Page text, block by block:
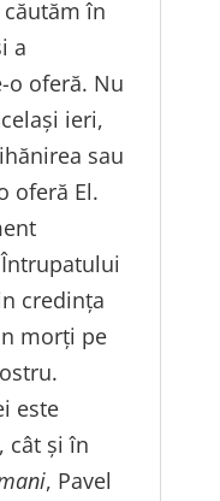
în
a
o oferă. Nu
ieri,
sau
oferă El.
credința
morți pe
este
cât și în
, Pavel